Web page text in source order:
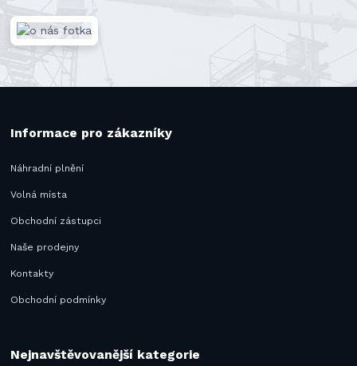
Informace pro zákazníky
Náhradní plnění
Volná místa
Obchodní zástupci
Naše prodejny
Kontakty
Obchodní podmínky
Nejnavštěvovanější kategorie